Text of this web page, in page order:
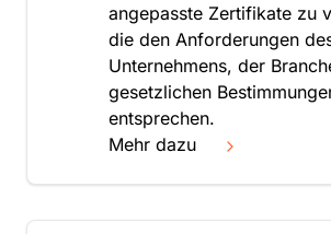
angepasste Zertifikate zu
die den Anforderungen
Unternehmens, der
gesetzlichen
entsprechen.
Mehr dazu